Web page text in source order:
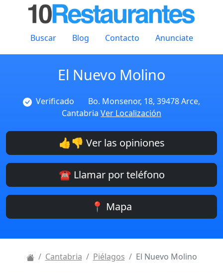
Buscar Blog Contacto Anunciate
El Nuevo Molino
Verificado
Bo. Monsenor, 18, 39478 Arce,
Cantabria Ver Localización
👍👎 Ver las opiniones
☎️ Llamar por teléfono
📍 Mapa
Cantabria Piélagos El Nuevo Molino